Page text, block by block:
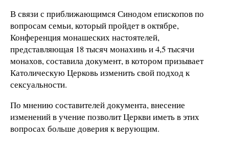
В связи с приближающимся Синодом епископов по
вопросам семьи, который пройдет в октябре,
Конференция монашеских настоятелей,
представляющая 18 тысяч монахинь и 4,5 тысячи
монахов, составила документ, в котором призывает
Католическую Церковь изменить свой подход к
сексуальности.
По мнению составителей документа, внесение
изменений в учение позволит Церкви иметь в этих
вопросах больше доверия к верующим.